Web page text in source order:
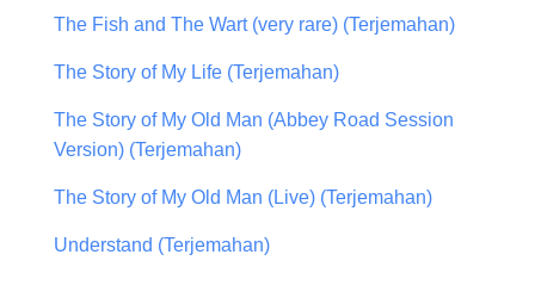
The Fish and The Wart (very rare) (Terjemahan)
The Story of My Life (Terjemahan)
The Story of My Old Man (Abbey Road Session
Version) (Terjemahan)
The Story of My Old Man (Live) (Terjemahan)
Understand (Terjemahan)